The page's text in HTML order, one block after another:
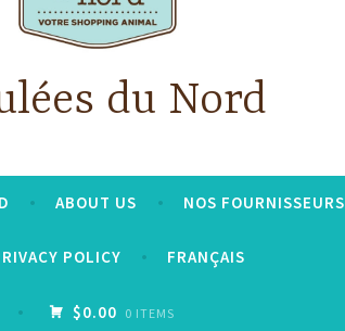
du Nord
ABOUT US NOS FOURNISSEURS
POLICY FRANÇAIS
$0.00 0 ITEMS